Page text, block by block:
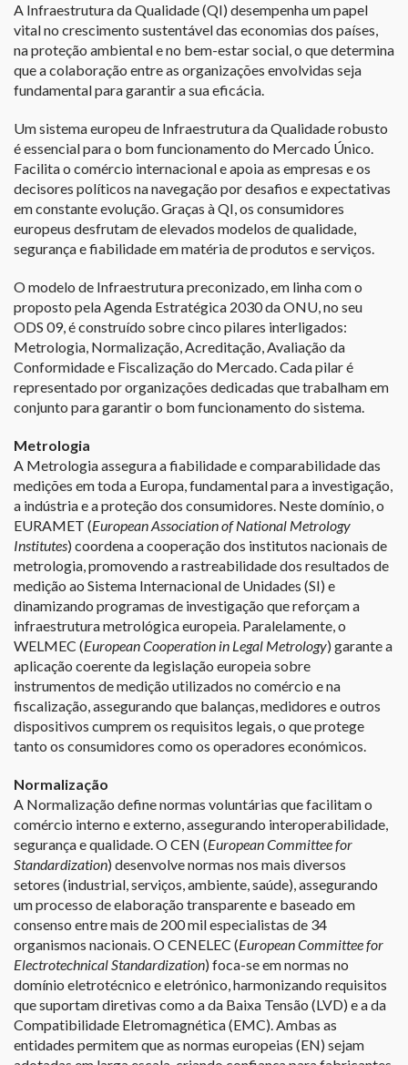
A Infraestrutura da Qualidade (QI) desempenha um papel
vital no crescimento sustentável das economias dos países,
na proteção ambiental e no bem-estar social, o que determina
que a colaboração entre as organizações envolvidas seja
fundamental para garantir a sua eficácia.
Um sistema europeu de Infraestrutura da Qualidade robusto
é essencial para o bom funcionamento do Mercado Único.
Facilita o comércio internacional e apoia as empresas e os
decisores políticos na navegação por desafios e expectativas
em constante evolução. Graças à QI, os consumidores
europeus desfrutam de elevados modelos de qualidade,
segurança e fiabilidade em matéria de produtos e serviços.
O modelo de Infraestrutura preconizado, em linha com o
proposto pela Agenda Estratégica 2030 da ONU, no seu
ODS 09, é construído sobre cinco pilares interligados:
Metrologia, Normalização, Acreditação, Avaliação da
Conformidade e Fiscalização do Mercado. Cada pilar é
representado por organizações dedicadas que trabalham em
conjunto para garantir o bom funcionamento do sistema.
Metrologia
A Metrologia assegura a fiabilidade e comparabilidade das
medições em toda a Europa, fundamental para a investigação,
a indústria e a proteção dos consumidores. Neste domínio, o
EURAMET (European Association of National Metrology
Institutes) coordena a cooperação dos institutos nacionais de
metrologia, promovendo a rastreabilidade dos resultados de
medição ao Sistema Internacional de Unidades (SI) e
dinamizando programas de investigação que reforçam a
infraestrutura metrológica europeia. Paralelamente, o
WELMEC (European Cooperation in Legal Metrology) garante a
aplicação coerente da legislação europeia sobre
instrumentos de medição utilizados no comércio e na
fiscalização, assegurando que balanças, medidores e outros
dispositivos cumprem os requisitos legais, o que protege
tanto os consumidores como os operadores económicos.
Normalização
A Normalização define normas voluntárias que facilitam o
comércio interno e externo, assegurando interoperabilidade,
segurança e qualidade. O CEN (European Committee for
Standardization) desenvolve normas nos mais diversos
setores (industrial, serviços, ambiente, saúde), assegurando
um processo de elaboração transparente e baseado em
consenso entre mais de 200 mil especialistas de 34
organismos nacionais. O CENELEC (European Committee for
Electrotechnical Standardization) foca-se em normas no
domínio eletrotécnico e eletrónico, harmonizando requisitos
que suportam diretivas como a da Baixa Tensão (LVD) e a da
Compatibilidade Eletromagnética (EMC). Ambas as
entidades permitem que as normas europeias (EN) sejam